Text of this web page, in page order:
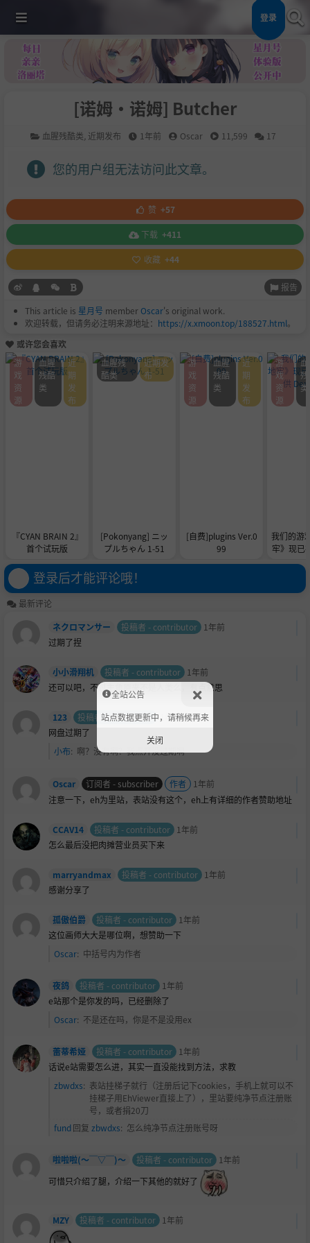
登录
[诺姆·诺姆] Butcher
血腥残酷类 近期发布 1年前 Oscar 11,599 17
您的用户组无法访问此文章。
赞 +57
下载 +411
收藏 +44
报告
This article is 星月号 memberOscar's original work.
欢迎转载，但请务必注明来源地址： https://x.xmoon.top/188527.html。
或许您会喜欢
『CYAN BRAIN 2』
首个试玩版
游
戏
资
源
血腥
残酷
类
近
期
发
布
[Pokonyang] ニッ
プルちゃん 1-51
血腥残
酷类
近期发
布
[自费]plugins Ver.0
99
游
戏
资
源
血腥
残酷
类
近
期
发
布
我们的游
牢》现已
游
戏
资
源
类
登录后才能评论哦！
最新评论
ネクロマンサー
投稿者 - contributor
1年前
过期了捏
小小滑翔机 投稿者 - contributor
1年前
还可以吧，不过主角原来不是人类么，有点意思
123 投稿者 - contributor 1年前
网盘过期了
小布: 啊？没有啊？我点开没过期啊
Oscar 订阅者 - subscriber 作者
1年前
注意一下，eh为里站，表站没有这个，eh上有详细的作者赞助地址
CCAV14 投稿者 - contributor
1年前
怎么最后没把肉摊营业员买下来
marryandmax 投稿者 - contributor
1年前
感谢分享了
孤傲伯爵 投稿者 - contributor
1年前
这位画师大大是哪位啊，想赞助一下
Oscar: 中括号内为作者
夜鸽 投稿者 - contributor
1年前
e站那个是你发的吗，已经删除了
Oscar: 不是还在吗，你是不是没用ex
蕾蒂希娅 投稿者 - contributor
1年前
话说e站需要怎么进，其实一直没能找到方法，求教
zbwdxs: 表站挂梯子就行（注册后记下cookies，手机上就可以不
挂梯子用EhViewer直接上了），里站要纯净节点注册账
号，或者捐20刀
fund回复 zbwdxs: 怎么纯净节点注册账号呀
啦啦啦(～￣▽￣)～ 投稿者 - contributor
1年前
可惜只介绍了腿，介绍一下其他的就好了
MZY 投稿者 - contributor 1年前
全站公告
站点数据更新中，请稍候再来
关闭